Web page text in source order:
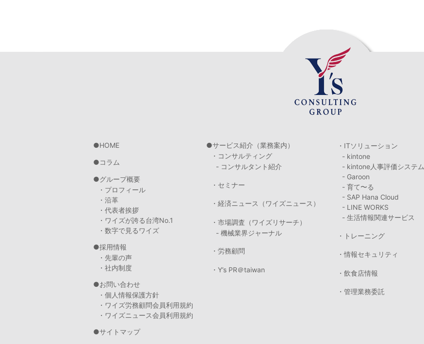
HOME
コラム
グループ概要
・プロフィール
・沿革
・代表者挨拶
・ワイズが誇る台湾No.1
・数字で見るワイズ
採用情報
・先輩の声
・社内制度
お問い合わせ
・個人情報保護方針
・ワイズ労務顧問会員利用規約
・ワイズニュース会員利用規約
サイトマップ
サービス紹介（業務案内）
・コンサルティング
- コンサルタント紹介
・セミナー
・経済ニュース（ワイズニュース）
・市場調査（ワイズリサーチ）
- 機械業界ジャーナル
・労務顧問
・Y’s PR＠taiwan
・ITソリューション
- kintone
- kintone人事評価システム
- Garoon
- 育て〜る
- SAP Hana Cloud
- LINE WORKS
- 生活情報関連サービス
・トレーニング
・情報セキュリティ
・飲食店情報
・管理業務委託